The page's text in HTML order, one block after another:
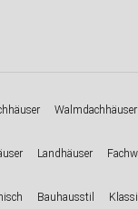
Walmdachhäuser
Landhäuser
Bauhausstil